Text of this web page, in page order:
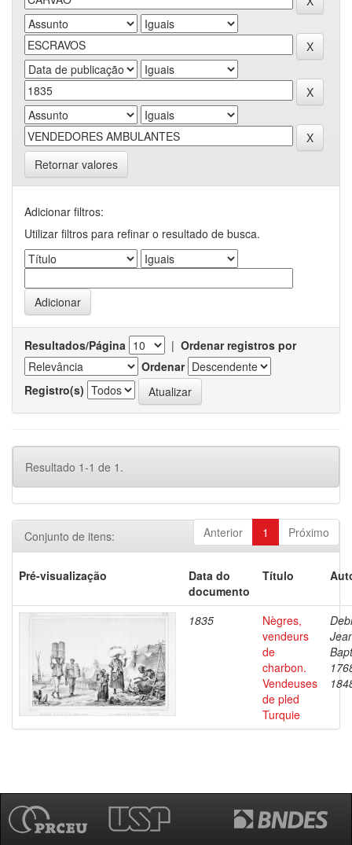
Retornar valores
Adicionar filtros:
Utilizar filtros para refinar o resultado de busca.
Resultados/Página | Ordenar registros por
Ordenar
Registro(s)
Resultado 1-1 de 1.
Anterior 1 Próximo
Conjunto de itens:
Pré-visualização
Data do
documento
Título
1835
Nègres,
vendeurs
de
charbon.
Vendeuses
de pled
Turquie